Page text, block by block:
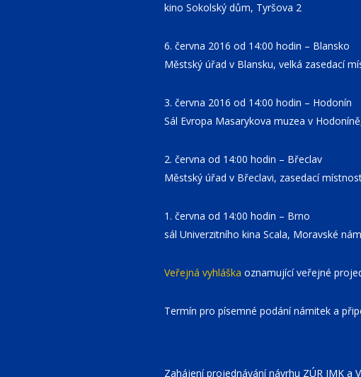
kino Sokolský dům, Tyršova 2
6. června 2016 od 14:00 hodin – Blansko
Městský úřad v Blansku, velká zasedací
3. června 2016 od 14:00 hodin – Hodonín
Sál Evropa Masarykova muzea v
2. června od 14:00 hodin – Břeclav
Městský úřad v Břeclavi, zasedací
1. června od 14:00 hodin – Brno
sál Univerzitního kina Scala, Moravské
Veřejná vyhláška oznamující veřejné
Termín pro písemné podání námitek a
Zahájení projednávání návrhu ZÚR JMK